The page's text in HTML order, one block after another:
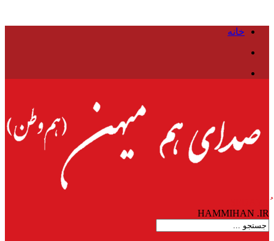
خانه
HAMMIHAN .IR